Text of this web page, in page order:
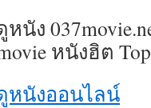
ง
หนังฮิต
หนังออนไลน์